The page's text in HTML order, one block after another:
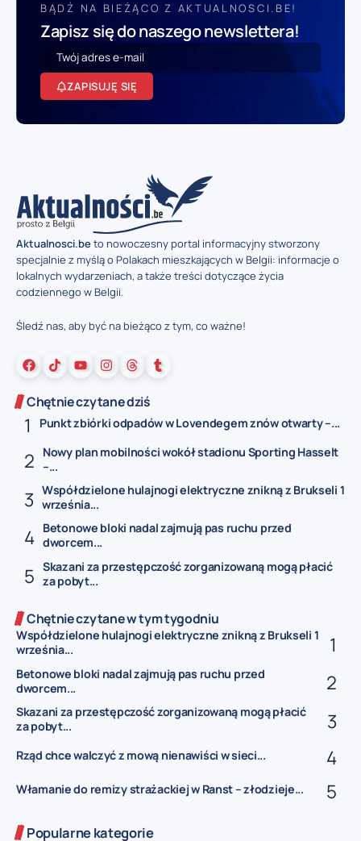
BĄDŹ NA BIEŻĄCO Z AKTUALNOSCI.BE!
Zapisz się do naszego newslettera!
ZAPISUJĘ SIĘ
Aktualnosci.beto nowoczesny portal informacyjny stworzony
specjalnie z myślą o Polakach mieszkających w Belgii: informacje o
lokalnych wydarzeniach, a także treści dotyczące życia
codziennego w Belgii.
Śledź nas, aby być na bieżąco z tym, co ważne!
Chętnie czytane dziś
Punkt zbiórki odpadów w Lovendegem znów otwarty –...
Nowy plan mobilności wokół stadionu Sporting Hasselt
–...
Współdzielone hulajnogi elektryczne znikną z Brukseli 1
września...
Betonowe bloki nadal zajmują pas ruchu przed
dworcem...
Skazani za przestępczość zorganizowaną mogą płacić
za pobyt...
Chętnie czytane w tym tygodniu
Współdzielone hulajnogi elektryczne znikną z Brukseli 1
września...
Betonowe bloki nadal zajmują pas ruchu przed
dworcem...
Skazani za przestępczość zorganizowaną mogą płacić
za pobyt...
Rząd chce walczyć z mową nienawiści w sieci...
Włamanie do remizy strażackiej w Ranst – złodzieje...
Popularne kategorie